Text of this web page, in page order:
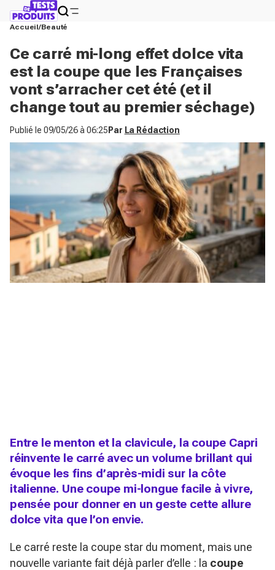
Accueil Beauté
Ce carré mi-long effet dolce vita
est la coupe que les Françaises
vont s’arracher cet été (et il
change tout au premier séchage)
Publié le 09/05/26 à 06:25 Par La Rédaction
Entre le menton et la clavicule, la coupe Capri
réinvente le carré avec un volume brillant qui
évoque les fins d’après-midi sur la côte
italienne. Une coupe mi-longue facile à vivre,
pensée pour donner en un geste cette allure
dolce vita que l’on envie.
Le carré reste la coupe star du moment, mais une
nouvelle variante fait déjà parler d’elle : la coupe